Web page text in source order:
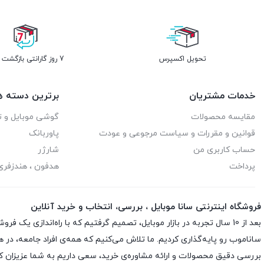
تحویل اکسپرس 7 روز گارانتی بازگشت وجه
خدمات مشتریان
مقایسه محصولات
قوانین و مقررات و سیاست مرجوعی و عودت
حساب کاربری من
پرداخت
برترین دسته
گوشی موبایل و
پاوربانک
شارژر
هدفون ،
فروشگاه اینترنتی سانا موبایل ، بررسی، انتخاب و خرید آنلاین
ساناموب رو پایه‌گذاری کردیم. ما تلاش می‌کنیم که همه‌ی افراد جامعه،
بررسی دقیق محصولات و ارائه مشاوره‌ی خرید، سعی داریم به شما عزیزان